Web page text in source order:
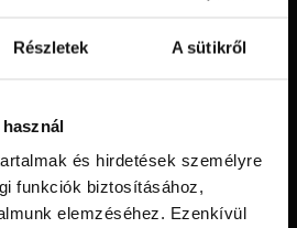
Részletek A sütikről
és hirdetések személyre
funkciók biztosításához,
elemzéséhez. Ezenkívül
Barion rendszere biztosítja.
az Árukeresőn